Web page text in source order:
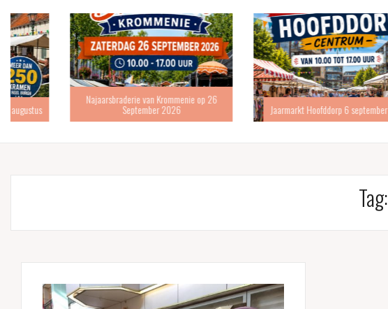
Najaarsbraderie van Krommenie op 26
September 2026 Jaarmarkt Hoofddorp 6 september 2026
Tag: